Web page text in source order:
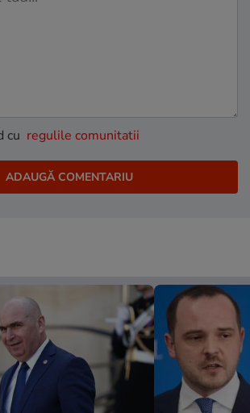
cu regulile comunitatii